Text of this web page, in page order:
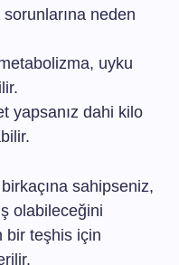
neden
uyku
yapsanız dahi kilo
sahipseniz,
olabileceğini
bir teşhis için